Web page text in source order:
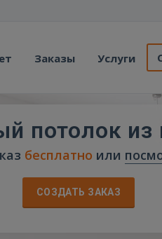
Заказы Услуги
потолок из
бесплатно или
СОЗДАТЬ ЗАКАЗ